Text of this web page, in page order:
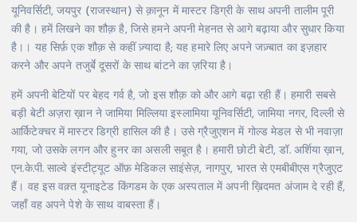
यूनिवर्सिटी, जयपुर (राजस्थान) से क़ानून में मास्टर डिग्री के साथ अपनी तालीम पूरी
की है। हमें लिखने का शौक़ है, जिसे हमने अपनी मेहनत से आगे बढ़ाया और सुधार किया
है।। यह सिर्फ़ एक शौक़ से कहीं ज़्यादा है; यह हमारे लिए अपने जज़्बात का इज़हार
करने और अपने तजुर्बे दूसरों के साथ बांटने का ज़रिया है।
हमें अपनी बेटियों पर बेहद गर्व है, जो इस शौक़ को और आगे बढ़ा रही हैं। हमारी सबसे
बड़ी बेटी अज़रा ख़ान ने जामिया मिल्लिया इस्लामिया यूनिवर्सिटी, जामिया नगर, दिल्ली से
आर्किटेक्चर में मास्टर डिग्री हासिल की है। उसे ग्रैजुएशन में गोल्ड मेडल से भी नवाज़ा
गया, जो उसके लगन और हुनर का असली सबूत है। हमारी छोटी बेटी, डॉ. अर्शिया ख़ान,
एन.के.पी. साल्वे इंस्टीट्यूट ऑफ़ मेडिकल साइंसेज़, नागपुर, भारत से एमबीबीएस ग्रैजुएट
हैं। वह इस वक़्त यूनाइटेड किंगडम के एक अस्पताल में अपनी ख़िदमत अंजाम दे रही हैं,
जहाँ वह अपने पेशे के साथ वाबस्ता हैं।